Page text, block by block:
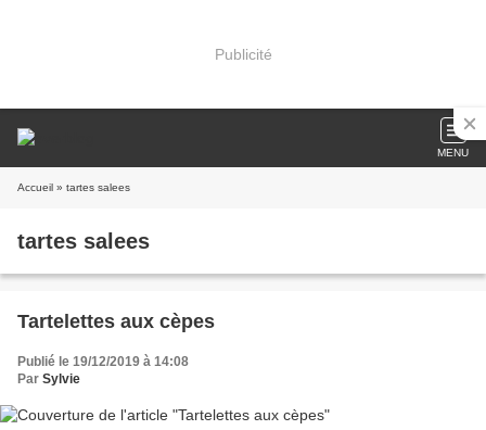
Publicité
MENU
Accueil » tartes salees
tartes salees
Tartelettes aux cèpes
Publié le 19/12/2019 à 14:08
Par Sylvie